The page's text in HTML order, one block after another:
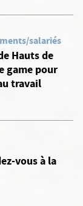
salariés
Hauts de
game pour
travail
vous à la